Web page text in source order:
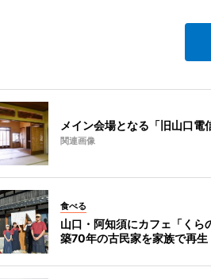
メイン会場となる「旧山口電
関連画像
食べる
山口・阿知須にカフェ「くら
築70年の古民家を家族で再生